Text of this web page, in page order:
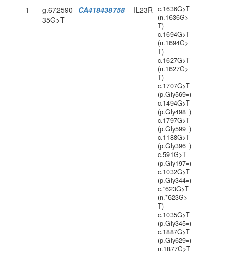
1
g.672590
35G>T
CA418438758 IL23R c.1636G>T
(n.1636G>
T)
c.1694G>T
(n.1694G>
T)
c.1627G>T
(n.1627G>
T)
c.1707G>T
(p.Gly569=)
c.1494G>T
(p.Gly498=)
c.1797G>T
(p.Gly599=)
c.1188G>T
(p.Gly396=)
c.591G>T
(p.Gly197=)
c.1032G>T
(p.Gly344=)
c.*623G>T
(n.*623G>
T)
c.1035G>T
(p.Gly345=)
c.1887G>T
(p.Gly629=)
n.1877G>T